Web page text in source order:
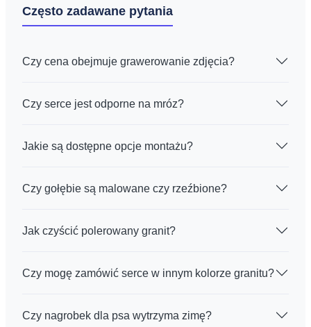
Często zadawane pytania
Czy cena obejmuje grawerowanie zdjęcia?
Czy serce jest odporne na mróz?
Jakie są dostępne opcje montażu?
Czy gołębie są malowane czy rzeźbione?
Jak czyścić polerowany granit?
Czy mogę zamówić serce w innym kolorze granitu?
Czy nagrobek dla psa wytrzyma zimę?